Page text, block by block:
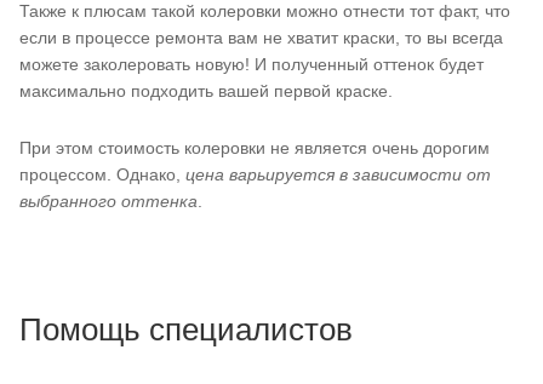
Также к плюсам такой колеровки можно отнести тот факт, что
если в процессе ремонта вам не хватит краски, то вы всегда
можете заколеровать новую! И полученный оттенок будет
максимально подходить вашей первой краске.
При этом стоимость колеровки не является очень дорогим
процессом. Однако, цена варьируется в зависимости от
выбранного оттенка.
Помощь специалистов